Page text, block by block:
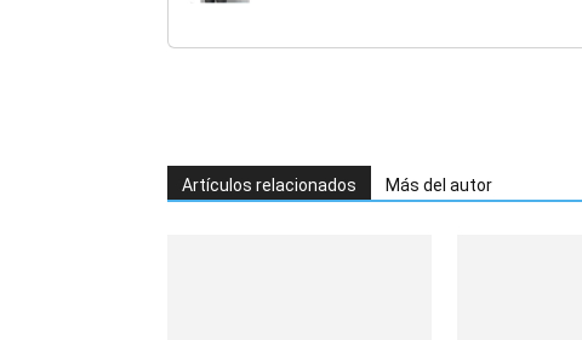
Artículos relacionados Más del autor